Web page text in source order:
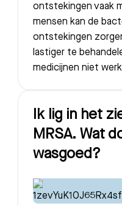
ontstekingen vaak
mensen kan de
ontstekingen
lastiger te
medicijnen niet
Ik lig in het
MRSA. Wat
wasgoed?